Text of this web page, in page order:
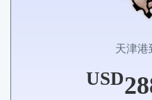
天津港
USD